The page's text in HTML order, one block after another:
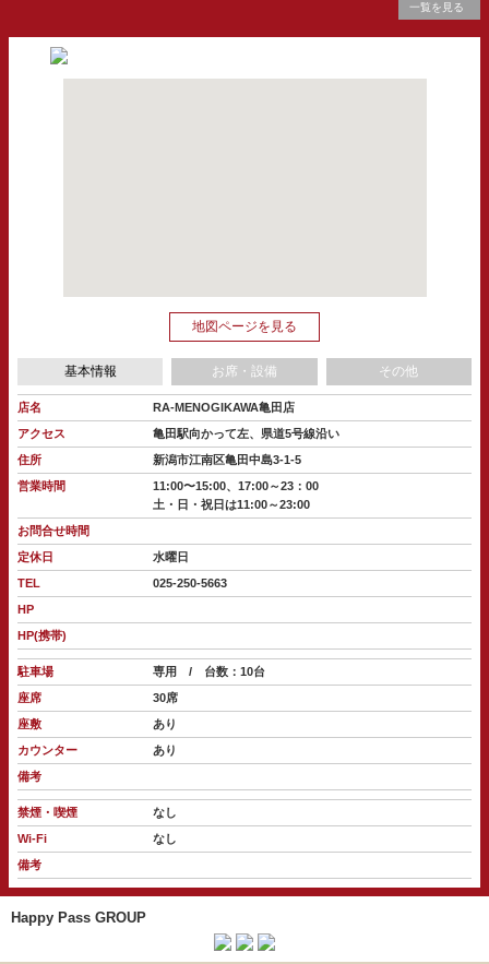
一覧を見る
地図ページを見る
基本情報 お席・設備 その他
店名
RA-MENOGIKAWA亀田店
アクセス
亀田駅向かって左、県道5号線沿い
住所
新潟市江南区亀田中島3-1-5
営業時間
11:00〜15:00、17:00～23：00
土・日・祝日は11:00～23:00
お問合せ時間
定休日
水曜日
TEL
025-250-5663
HP
HP(携帯)
駐車場
専用 / 台数：10台
座席
30席
座敷
あり
カウンター
あり
備考
禁煙・喫煙
なし
Wi-Fi
なし
備考
Happy Pass GROUP